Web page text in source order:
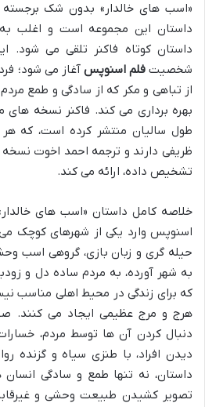
«اسب های خالدار» بدون شک
داستان این مجموعه است و اغلب به
داستان کوتاه فاکنر تلقی می شود.
شخصیتفلم اسنوپس آغاز می شود؛
از تباهی و مکر که از سادگی و طمع
بهره برداری می کند. فاکنر نسخه های
طول سالیان منتشر کرده است، که
ظریفی دارند و ترجمه احمد اخوت نسخه
تشخیص داده، ارائه می کند.
خلاصه کامل داستان «اسب های
اسنوپس وارد یکی از شهرهای کوچک
حیله گری و زبان بازی، گروهی اسب
به شهر آورده، به مردم ساده دل و
که برای زندگی در محیط اهلی مناسب
هرج و مرج عظیمی ایجاد می کنند.
دنبال کردن آن ها توسط مردم،
دیدن افراد، با طنزی سیاه و گزنده
داستان، نه تنها طمع و سادگی انسان
تصویر کشیدن طبیعت وحشی و